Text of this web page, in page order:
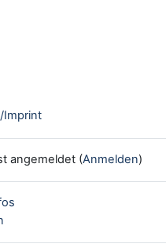
Imprint
angemeldet (Anmelden)